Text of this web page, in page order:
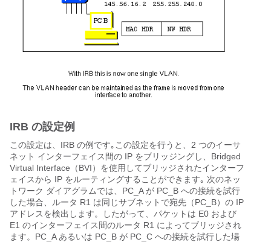
IRB の設定例
この設定は、IRB の例です｡この設定を行うと、2 つのイーサ
ネット インターフェイス間の IP をブリッジングし、Bridged
Virtual Interface（BVI）を使用してブリッジされたインターフ
ェイスから IP をルーティングすることができます｡ 次のネッ
トワーク ダイアグラムでは、PC_A が PC_B への接続を試行
した場合、ルータ R1 は同じサブネットで宛先（PC_B）の IP
アドレスを検出します。したがって、パケットは E0 および
E1 のインターフェイス間のルータ R1 によってブリッジされ
ます。PC_A あるいは PC_B が PC_C への接続を試行した場